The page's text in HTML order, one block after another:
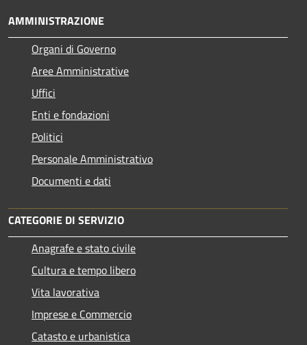
AMMINISTRAZIONE
Organi di Governo
Aree Amministrative
Uffici
Enti e fondazioni
Politici
Personale Amministrativo
Documenti e dati
CATEGORIE DI SERVIZIO
Anagrafe e stato civile
Cultura e tempo libero
Vita lavorativa
Imprese e Commercio
Catasto e urbanistica